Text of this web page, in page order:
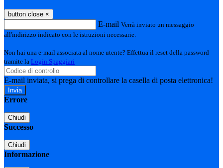
button close ×
E-mail Verrà inviato un messaggio
all'indirizzo indicato con le istruzioni necessarie.
Non hai una e-mail associata al nome utente? Effettua il reset della password
tramite la Login Spaggiari
E-mail inviata, si prega di controllare la casella di posta elettronica!
Errore
Chiudi
Successo
Chiudi
Informazione